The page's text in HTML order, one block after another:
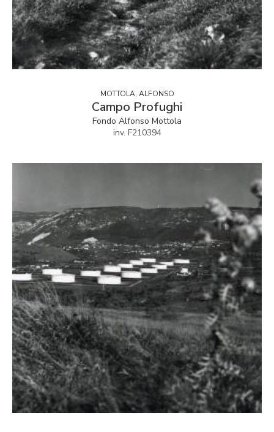
MOTTOLA, ALFONSO
Campo Profughi
Fondo Alfonso Mottola
inv. F210394